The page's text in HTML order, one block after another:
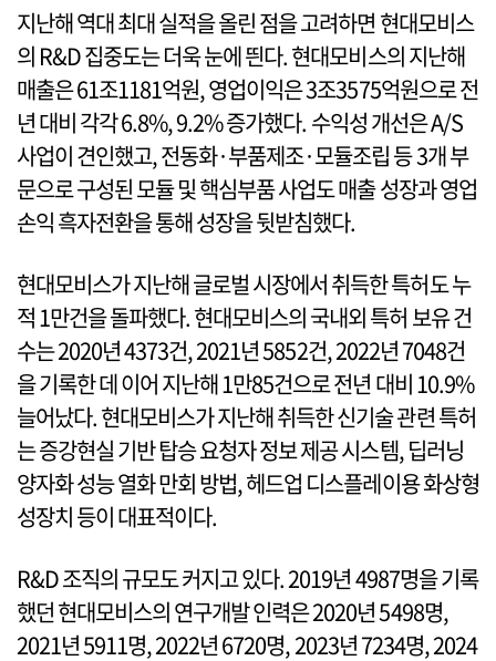
지난해 역대 최대 실적을 올린 점을 고려하면 현대모비스
의 R&D 집중도는 더욱 눈에 띈다. 현대모비스의 지난해
매출은 61조1181억원, 영업이익은 3조3575억원으로 전
년 대비 각각 6.8%, 9.2% 증가했다. 수익성 개선은 A/S
사업이 견인했고, 전동화·부품제조·모듈조립 등 3개 부
문으로 구성된 모듈 및 핵심부품 사업도 매출 성장과 영업
손익 흑자전환을 통해 성장을 뒷받침했다.
현대모비스가 지난해 글로벌 시장에서 취득한 특허도 누
적 1만건을 돌파했다. 현대모비스의 국내외 특허 보유 건
수는 2020년 4373건, 2021년 5852건, 2022년 7048건
을 기록한 데 이어 지난해 1만85건으로 전년 대비 10.9%
늘어났다. 현대모비스가 지난해 취득한 신기술 관련 특허
는 증강현실 기반 탑승 요청자 정보 제공 시스템, 딥러닝
양자화 성능 열화 만회 방법, 헤드업 디스플레이용 화상형
성장치 등이 대표적이다.
R&D 조직의 규모도 커지고 있다. 2019년 4987명을 기록
했던 현대모비스의 연구개발 인력은 2020년 5498명,
2021년 5911명, 2022년 6720명, 2023년 7234명, 2024